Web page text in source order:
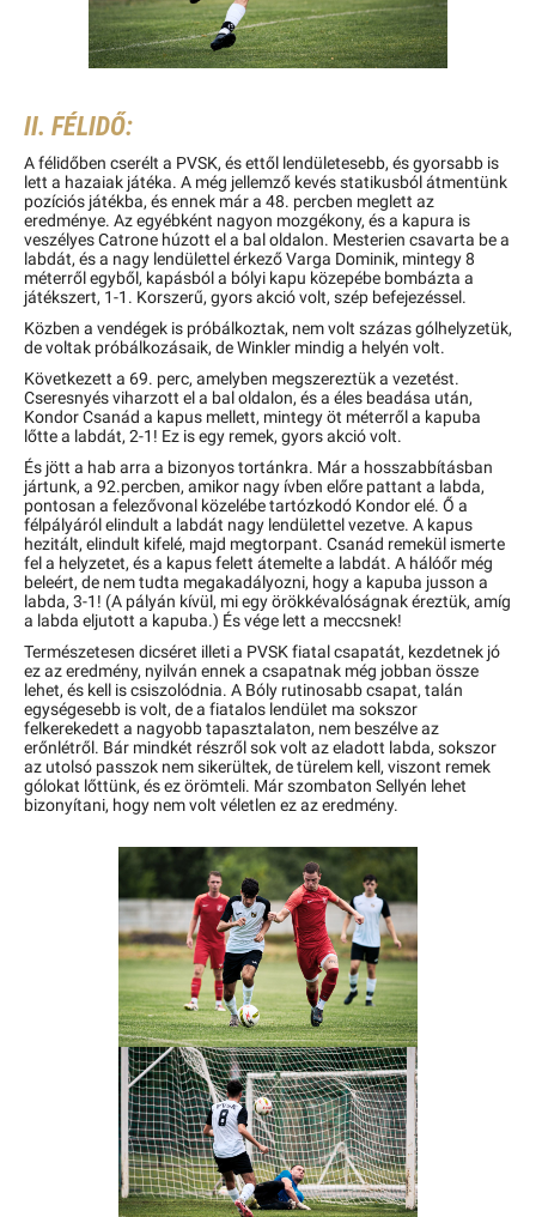
II. FÉLIDŐ:
A félidőben cserélt a PVSK, és ettől lendületesebb, és gyorsabb is
lett a hazaiak játéka. A még jellemző kevés statikusból átmentünk
pozíciós játékba, és ennek már a 48. percben meglett az
eredménye. Az egyébként nagyon mozgékony, és a kapura is
veszélyes Catrone húzott el a bal oldalon. Mesterien csavarta be a
labdát, és a nagy lendülettel érkező Varga Dominik, mintegy 8
méterről egyből, kapásból a bólyi kapu közepébe bombázta a
játékszert, 1-1. Korszerű, gyors akció volt, szép befejezéssel.
Közben a vendégek is próbálkoztak, nem volt százas gólhelyzetük,
de voltak próbálkozásaik, de Winkler mindig a helyén volt.
Következett a 69. perc, amelyben megszereztük a vezetést.
Cseresnyés viharzott el a bal oldalon, és a éles beadása után,
Kondor Csanád a kapus mellett, mintegy öt méterről a kapuba
lőtte a labdát, 2-1! Ez is egy remek, gyors akció volt.
És jött a hab arra a bizonyos tortánkra. Már a hosszabbításban
jártunk, a 92.percben, amikor nagy ívben előre pattant a labda,
pontosan a felezővonal közelébe tartózkodó Kondor elé. Ő a
félpályáról elindult a labdát nagy lendülettel vezetve. A kapus
hezitált, elindult kifelé, majd megtorpant. Csanád remekül ismerte
fel a helyzetet, és a kapus felett átemelte a labdát. A hálóőr még
beleért, de nem tudta megakadályozni, hogy a kapuba jusson a
labda, 3-1! (A pályán kívül, mi egy örökkévalóságnak éreztük, amíg
a labda eljutott a kapuba.) És vége lett a meccsnek!
Természetesen dicséret illeti a PVSK fiatal csapatát, kezdetnek jó
ez az eredmény, nyilván ennek a csapatnak még jobban össze
lehet, és kell is csiszolódnia. A Bóly rutinosabb csapat, talán
egységesebb is volt, de a fiatalos lendület ma sokszor
felkerekedett a nagyobb tapasztalaton, nem beszélve az
erőnlétről. Bár mindkét részről sok volt az eladott labda, sokszor
az utolsó passzok nem sikerültek, de türelem kell, viszont remek
gólokat lőttünk, és ez örömteli. Már szombaton Sellyén lehet
bizonyítani, hogy nem volt véletlen ez az eredmény.